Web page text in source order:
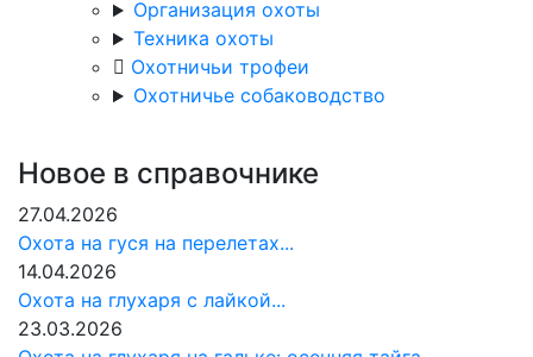
Организация охоты
Техника охоты
Охотничьи трофеи
Охотничье собаководство
Новое в справочнике
27.04.2026
Охота на гуся на перелетах...
14.04.2026
Охота на глухаря с лайкой...
23.03.2026